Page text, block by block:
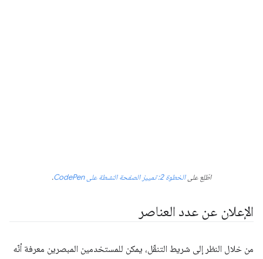
اطّلِع علىالخطوة 2: تمييز الصفحة النشطة على CodePen .
الإعلان عن عدد العناصر
من خلال النظر إلى شريط التنقّل، يمكن للمستخدمين المبصرين معرفة أنّه